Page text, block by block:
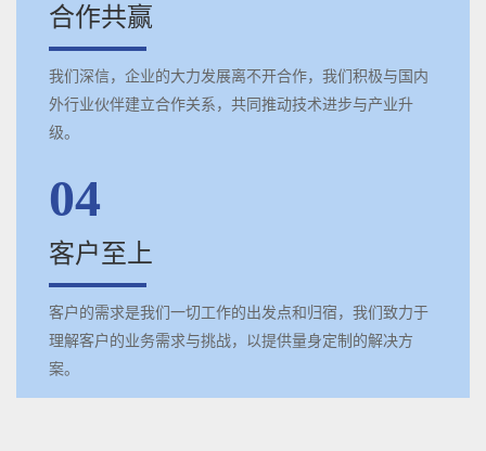
合作共赢
我们深信，企业的大力发展离不开合作，我们积极与国内
外行业伙伴建立合作关系，共同推动技术进步与产业升
级。
04
客户至上
客户的需求是我们一切工作的出发点和归宿，我们致力于
理解客户的业务需求与挑战，以提供量身定制的解决方
案。